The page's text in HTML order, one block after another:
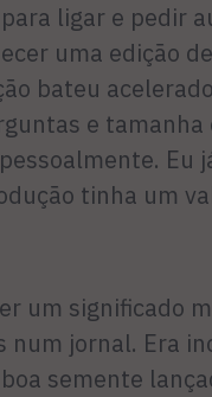
ligar e pedir
uma edição
bateu
e tamanha
Eu
tinha um
um significado
num jornal. Era
semente